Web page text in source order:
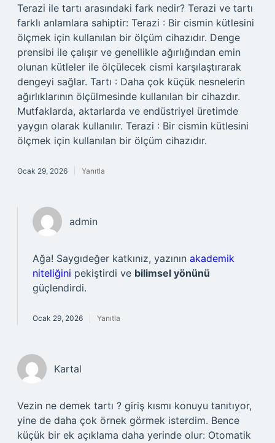
Terazi ile tartı arasındaki fark nedir? Terazi ve tartı
farklı anlamlara sahiptir: Terazi : Bir cismin kütlesini
ölçmek için kullanılan bir ölçüm cihazıdır. Denge
prensibi ile çalışır ve genellikle ağırlığından emin
olunan kütleler ile ölçülecek cismi karşılaştırarak
dengeyi sağlar. Tartı : Daha çok küçük nesnelerin
ağırlıklarının ölçülmesinde kullanılan bir cihazdır.
Mutfaklarda, aktarlarda ve endüstriyel üretimde
yaygın olarak kullanılır. Terazi : Bir cismin kütlesini
ölçmek için kullanılan bir ölçüm cihazıdır.
Ocak 29, 2026 Yanıtla
admin
Ağa! Saygıdeğer katkınız, yazının akademik
niteliğini pekiştirdi ve bilimsel yönünü
güçlendirdi.
Ocak 29, 2026 Yanıtla
Kartal
Vezin ne demek tartı ? giriş kısmı konuyu tanıtıyor,
yine de daha çok örnek görmek isterdim. Bence
küçük bir ek açıklama daha yerinde olur: Otomatik